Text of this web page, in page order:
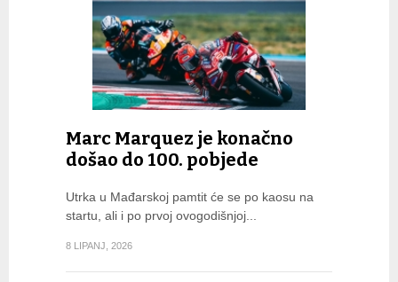
Marc Marquez je konačno
došao do 100. pobjede
Utrka u Mađarskoj pamtit će se po kaosu na
startu, ali i po prvoj ovogodišnjoj...
8 LIPANJ, 2026